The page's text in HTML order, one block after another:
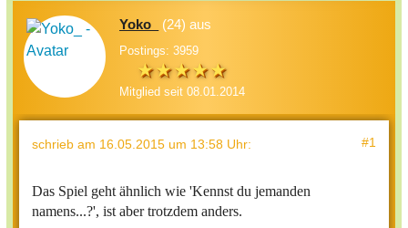
Yoko_ (24) aus
Postings: 3959
Mitglied seit 08.01.2014
schrieb am 16.05.2015 um 13:58 Uhr: #1
Das Spiel geht ähnlich wie 'Kennst du jemanden
namens...?', ist aber trotzdem anders.